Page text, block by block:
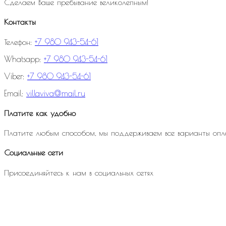
Сделаем Ваше пребывание великолепным!
Контакты
Телефон: +7 980 943-54-61
Whatsapp: +7 980 943-54-61
Viber: +7 980 943-54-61
Email: villaviva@mail.ru
Платите как удобно
Платите любым способом, мы поддерживаем все варианты
Социальные сети
Присоединяйтесь к нам в социальных сетях